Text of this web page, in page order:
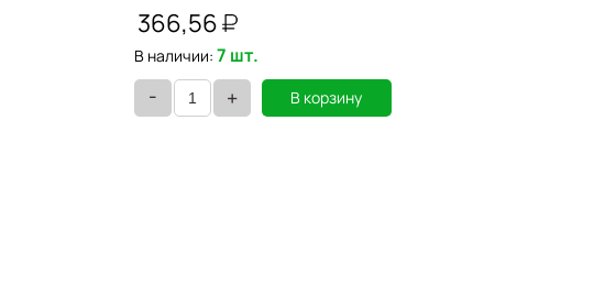
366,56
В наличии: 7 шт.
- + В корзину